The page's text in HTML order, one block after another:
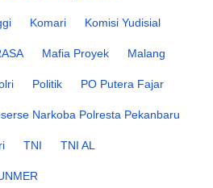
Komari Komisi Yudisial
Mafia Proyek Malang
Politik PO Putera Fajar
Narkoba Polresta Pekanbaru
TNI TNI AL